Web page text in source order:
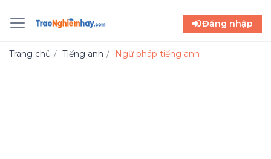
Đăng nhập
Trang chủ Tiếng anh Ngữ pháp tiếng anh